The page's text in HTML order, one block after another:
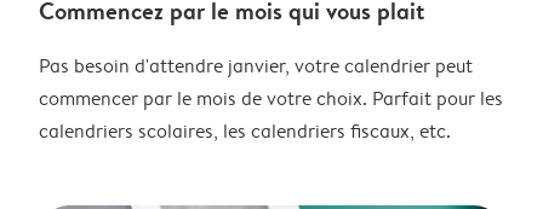
Commencez par le mois qui vous plait
Pas besoin d'attendre janvier, votre calendrier peut
commencer par le mois de votre choix. Parfait pour les
calendriers scolaires, les calendriers fiscaux, etc.